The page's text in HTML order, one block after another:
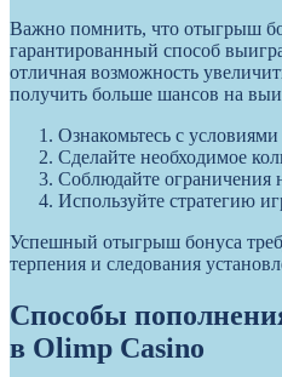
Важно помнить, что отыгрыш
гарантированный способ
отличная возможность
получить больше шансов на
Ознакомьтесь с
Сделайте необходимое
Соблюдайте ограничения
Используйте стратегию
Успешный отыгрыш бонуса
терпения и следования
Способы
в Olimp Casino